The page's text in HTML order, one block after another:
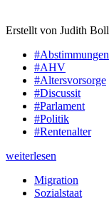
Erstellt von Judith Boll
#Abstimmungen
#AHV
#Altersvorsorge
#Discussit
#Parlament
#Politik
#Rentenalter
weiterlesen
Migration
Sozialstaat